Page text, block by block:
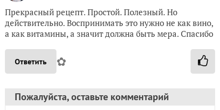
Прекрасный рецепт. Простой. Полезный. Но
действительно. Воспринимать это нужно не как вино,
а как витамины, а значит должна быть мера. Спасибо
Ответить ✿
Пожалуйста, оставьте комментарий